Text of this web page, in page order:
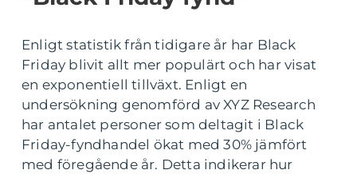
Enligt statistik från tidigare år har Black
Friday blivit allt mer populärt och har visat
en exponentiell tillväxt. Enligt en
undersökning genomförd av XYZ Research
har antalet personer som deltagit i Black
Friday-fyndhandel ökat med 30% jämfört
med föregående år. Detta indikerar hur